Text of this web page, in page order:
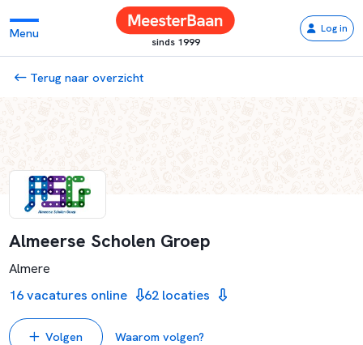
Menu
sinds 1999
Log in
Terug naar overzicht
Almeerse Scholen Groep
Almere
16 vacatures online
62 locaties
Volgen Waarom volgen?